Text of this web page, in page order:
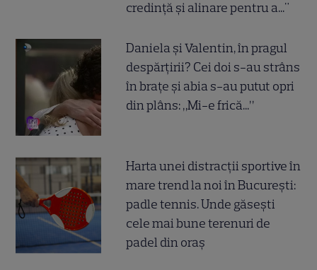
credință și alinare pentru a..."
Daniela și Valentin, în pragul
despărțirii? Cei doi s-au strâns
în brațe și abia s-au putut opri
din plâns: „Mi-e frică...”
Harta unei distracții sportive în
mare trend la noi în București:
padle tennis. Unde găsești
cele mai bune terenuri de
padel din oraș